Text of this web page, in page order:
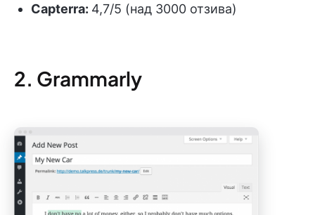
Capterra: 4,7/5 (над 3000 отзива)
2. Grammarly